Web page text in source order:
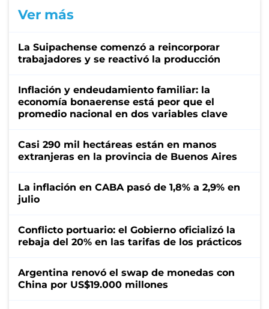
Ver más
La Suipachense comenzó a reincorporar
trabajadores y se reactivó la producción
Inflación y endeudamiento familiar: la
economía bonaerense está peor que el
promedio nacional en dos variables clave
Casi 290 mil hectáreas están en manos
extranjeras en la provincia de Buenos Aires
La inflación en CABA pasó de 1,8% a 2,9% en
julio
Conflicto portuario: el Gobierno oficializó la
rebaja del 20% en las tarifas de los prácticos
Argentina renovó el swap de monedas con
China por US$19.000 millones